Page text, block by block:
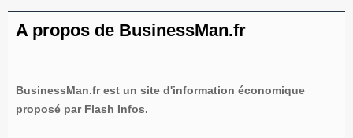
A propos de BusinessMan.fr
BusinessMan.fr est un site d'information économique
proposé par Flash Infos.